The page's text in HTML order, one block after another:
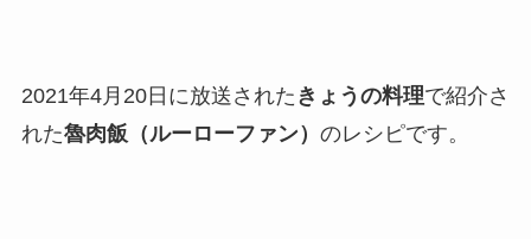
2021年4月20日に放送された きょうの料理で紹介さ
れた魯肉飯（ルーローファン） のレシピです。